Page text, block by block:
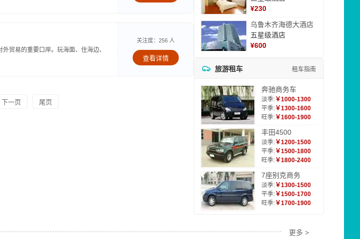
贸易的重要口岸。玩海面、住海边、
关注度：256 人
查看详情
下一页 尾页
¥230
乌鲁木齐海德大酒店
五星级酒店
¥600
旅游租车 租车指南
奔驰商务车
淡季:￥1000-1300
平季:￥1300-1600
旺季:￥1600-1900
丰田4500
淡季:￥1200-1500
平季:￥1500-1800
旺季:￥1800-2400
7座别克商务
淡季:￥1300-1500
平季:￥1500-1700
旺季:￥1700-1900
更多 >